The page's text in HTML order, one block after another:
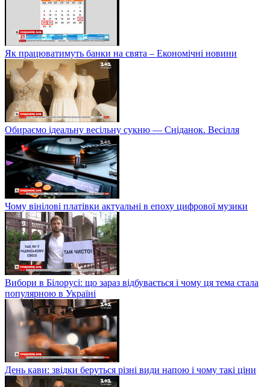
Як працюватимуть банки на свята – Економічні новини
Обираємо ідеальну весільну сукню — Сніданок. Весілля
Чому вінілові платівки актуальні в епоху цифрової музики
Вибори в Білорусі: що зараз відбувається і чому ця тема стала
популярною в Україні
День кави: звідки беруться різні види напою і чому такі ціни